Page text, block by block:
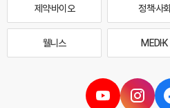
제약·바이오 정책·사회
웰니스 MEDI·K